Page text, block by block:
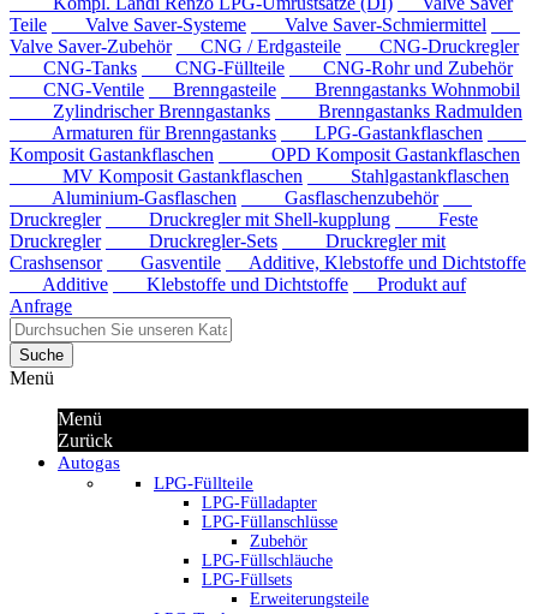
Teile
Valve Saver-Systeme
Valve Saver-Schmiermittel
Valve Saver-Zubehör
CNG / Erdgasteile
CNG-Druckregler
CNG-Tanks
CNG-Füllteile
CNG-Rohr und Zubehör
CNG-Ventile
Brenngasteile
Brenngastanks Wohnmobil
Zylindrischer Brenngastanks
Brenngastanks Radmulden
Armaturen für Brenngastanks
LPG-Gastankflaschen
Komposit Gastankflaschen
OPD Komposit Gastankflaschen
MV Komposit Gastankflaschen
Stahlgastankflaschen
Aluminium-Gasflaschen
Gasflaschenzubehör
Druckregler
Druckregler mit Shell-kupplung
Feste
Druckregler
Druckregler-Sets
Druckregler mit
Crashsensor
Gasventile
Additive, Klebstoffe und Dichtstoffe
Additive
Klebstoffe und Dichtstoffe
Produkt auf
Anfrage
Suche
Menü
Menü
Zurück
Autogas
LPG-Füllteile
LPG-Fülladapter
LPG-Füllanschlüsse
Zubehör
LPG-Füllschläuche
LPG-Füllsets
Erweiterungsteile